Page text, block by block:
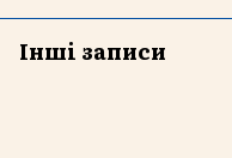
Інші записи